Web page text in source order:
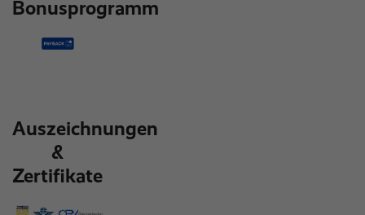
Bonusprogramm
Auszeichnungen
&
Zertifikate